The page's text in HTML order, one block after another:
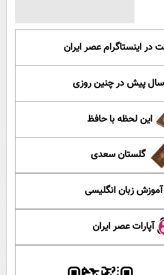
در اینستاگرام عصر ایران
این لحظه با حافظ
گلستان سعدی
آموزش زبان انگلیسی
آپارات عصر ایران